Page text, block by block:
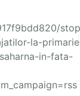
la-
in-fata-